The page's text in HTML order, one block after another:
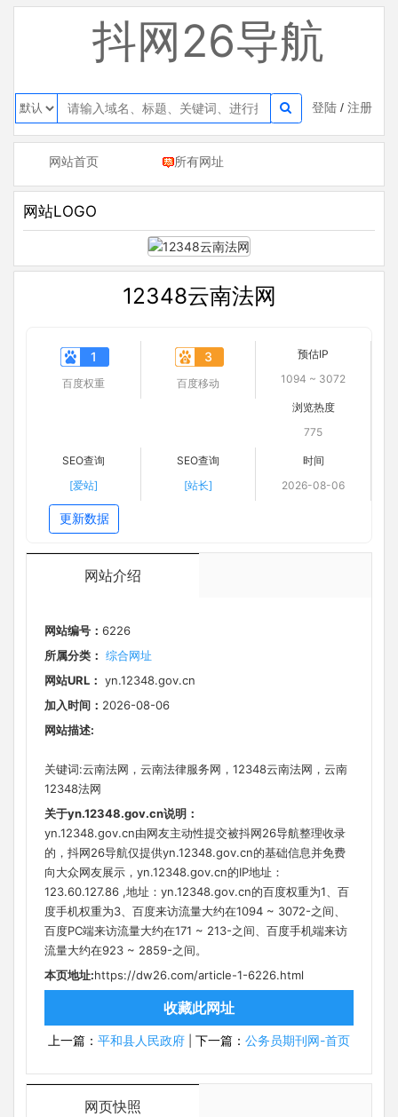
抖网26导航
登陆 /注册
网站首页 所有网址
网站LOGO
12348云南法网
1
百度权重
3
百度移动
预估IP
1094 ~ 3072
浏览热度
775
SEO查询
[爱站]
SEO查询
[站长]
时间
2026-08-06
更新数据
网站介绍
网站编号： 6226
所属分类： 综合网址
网站URL： yn.12348.gov.cn
加入时间： 2026-08-06
网站描述:
关键词:云南法网，云南法律服务网，12348云南法网，云南
12348法网
关于yn.12348.gov.cn说明：
yn.12348.gov.cn由网友主动性提交被抖网26导航整理收录
的，抖网26导航仅提供yn.12348.gov.cn的基础信息并免费
向大众网友展示，yn.12348.gov.cn的IP地址：
123.60.127.86 ,地址：yn.12348.gov.cn的百度权重为1、百
度手机权重为3、百度来访流量大约在1094 ~ 3072-之间、
百度PC端来访流量大约在171 ~ 213-之间、百度手机端来访
流量大约在923 ~ 2859-之间。
本页地址:https://dw26.com/article-1-6226.html
收藏此网址
上一篇： 平和县人民政府 下一篇： 公务员期刊网-首页
网页快照